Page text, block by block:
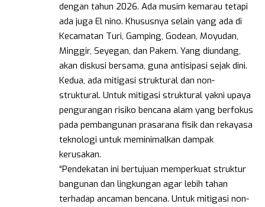
dengan tahun 2026. Ada musim kemarau tetapi
ada juga El nino. Khususnya selain yang ada di
Kecamatan Turi, Gamping, Godean, Moyudan,
Minggir, Seyegan, dan Pakem. Yang diundang,
akan diskusi bersama, guna antisipasi sejak dini.
Kedua, ada mitigasi struktural dan non-
struktural. Untuk mitigasi struktural yakni upaya
pengurangan risiko bencana alam yang berfokus
pada pembangunan prasarana fisik dan rekayasa
teknologi untuk meminimalkan dampak
kerusakan.
“Pendekatan ini bertujuan memperkuat struktur
bangunan dan lingkungan agar lebih tahan
terhadap ancaman bencana. Untuk mitigasi non-